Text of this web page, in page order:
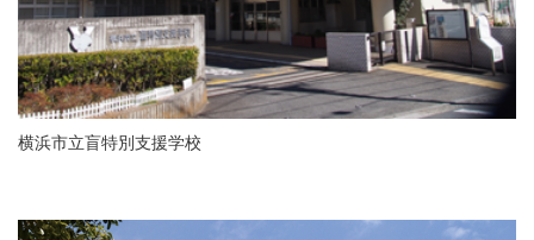
横浜市立盲特別支援学校